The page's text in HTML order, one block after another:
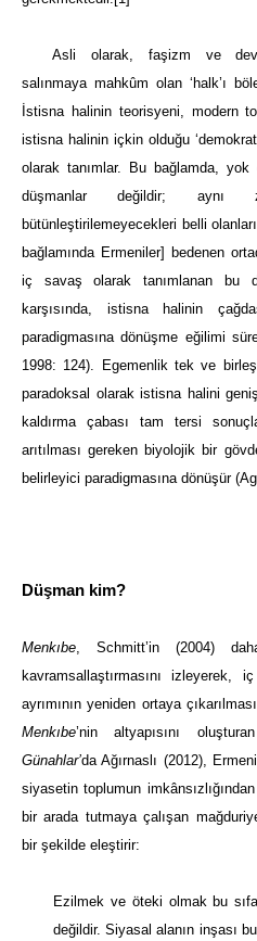
Asli olarak, faşizm ve
salınmaya mahkûm olan ‘halk’ı
İstisna halinin teorisyeni, modern
istisna halinin içkin olduğu
olarak tanımlar. Bu bağlamda,
düşmanlar değildir; aynı
bütünleştirilemeyecekleri belli
bağlamında Ermeniler] bedenen
iç savaş olarak tanımlanan bu
karşısında, istisna halinin
paradigmasına dönüşme eğilimi
1998: 124). Egemenlik tek ve
paradoksal olarak istisna halini
kaldırma çabası tam tersi
arıtılması gereken biyolojik bir
belirleyici paradigmasına dönüşür
Düşman kim?
Menkıbe, Schmitt’in (2004)
kavramsallaştırmasını izleyerek,
ayrımının yeniden ortaya
Menkıbe’nin altyapısını
Günahlar’da Ağırnaslı (2012),
siyasetin toplumun imkânsızlığından
bir arada tutmaya çalışan
bir şekilde eleştirir:
Ezilmek ve öteki olmak bu
değildir. Siyasal alanın inşası